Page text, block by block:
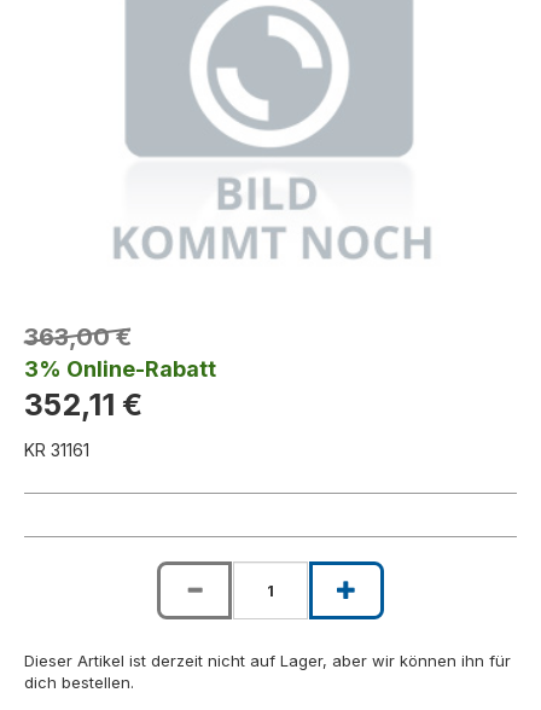
363,00 €
3% Online-Rabatt
352,11 €
KR 31161
Dieser Artikel ist derzeit nicht auf Lager, aber wir können ihn für
dich bestellen.